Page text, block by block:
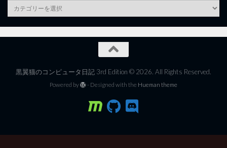
category
黒翼猫のコンピュータ日記 3rd Edition © 2026. All Rights Reserved.
Powered by - Designed with the Hueman theme